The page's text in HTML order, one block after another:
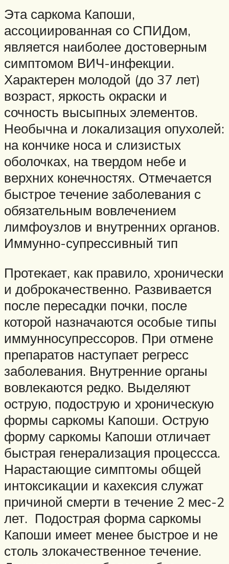
Эта саркома Капоши,
ассоциированная со СПИДом,
является наиболее достоверным
симптомом ВИЧ-инфекции.
Характерен молодой (до 37 лет)
возраст, яркость окраски и
сочность высыпных элементов.
Необычна и локализация опухолей:
на кончике носа и слизистых
оболочках, на твердом небе и
верхних конечностях. Отмечается
быстрое течение заболевания с
обязательным вовлечением
лимфоузлов и внутренних органов.
Иммунно-супрессивный тип
Протекает, как правило, хронически
и доброкачественно. Развивается
после пересадки почки, после
которой назначаются особые типы
иммунносупрессоров. При отмене
препаратов наступает регресс
заболевания. Внутренние органы
вовлекаются редко. Выделяют
острую, подострую и хроническую
формы саркомы Капоши. Острую
форму саркомы Капоши отличает
быстрая генерализация процессса.
Нарастающие симптомы общей
интоксикации и кахексия служат
причиной смерти в течение 2 мес-2
лет. Подострая форма саркомы
Капоши имеет менее быстрое и не
столь злокачественное течение.